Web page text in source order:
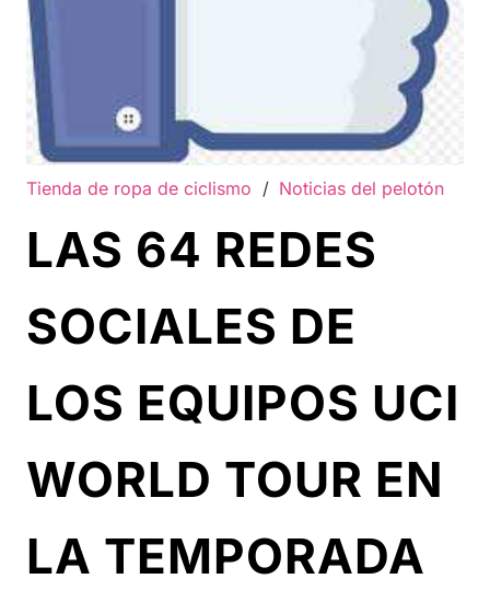
Tienda de ropa de ciclismo / Noticias del pelotón
LAS 64 REDES
SOCIALES DE
LOS EQUIPOS UCI
WORLD TOUR EN
LA TEMPORADA